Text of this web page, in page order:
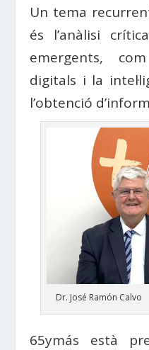
Un tema
és l’anàlisi
emergents,
digitals i la
l’obtenció
Dr. José Ramón Calvo
65ymás està